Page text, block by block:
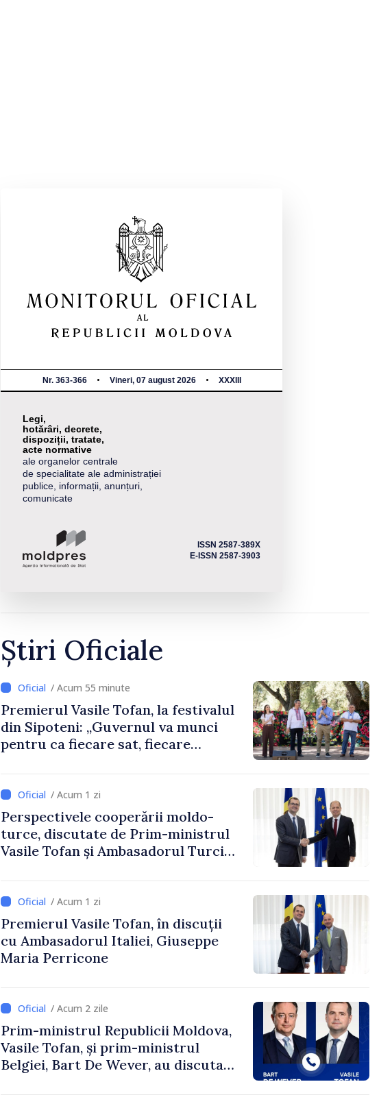
Nr. 363-366 Vineri, 07 august 2026 XXXIII
Legi,
hotărâri, decrete,
dispoziții, tratate,
acte normative
ale organelor centrale
de specialitate ale administrației
publice, informații, anunțuri,
comunicate
ISSN 2587-389X
E-ISSN 2587-3903
Știri Oficiale
/ Acum 55 minute
Premierul Vasile Tofan, la festivalul
din Sipoteni: „Guvernul va munci
pentru ca fiecare sat, fiecare
/ Acum 1 zi
Perspectivele cooperării moldo-
turce, discutate de Prim-ministrul
Vasile Tofan și Ambasadorul Turciei,
/ Acum 1 zi
Premierul Vasile Tofan, în discuții
cu Ambasadorul Italiei, Giuseppe
Maria Perricone
/ Acum 2 zile
Prim-ministrul Republicii Moldova,
Vasile Tofan, și prim-ministrul
Belgiei, Bart De Wever, au discutat